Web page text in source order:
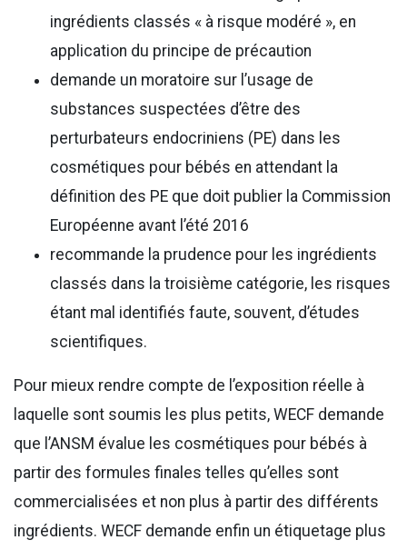
ingrédients classés « à risque modéré », en
application du principe de précaution
demande un moratoire sur l’usage de
substances suspectées d’être des
perturbateurs endocriniens (PE) dans les
cosmétiques pour bébés en attendant la
définition des PE que doit publier la Commission
Européenne avant l’été 2016
recommande la prudence pour les ingrédients
classés dans la troisième catégorie, les risques
étant mal identifiés faute, souvent, d’études
scientifiques.
Pour mieux rendre compte de l’exposition réelle à
laquelle sont soumis les plus petits, WECF demande
que l’ANSM évalue les cosmétiques pour bébés à
partir des formules finales telles qu’elles sont
commercialisées et non plus à partir des différents
ingrédients. WECF demande enfin un étiquetage plus